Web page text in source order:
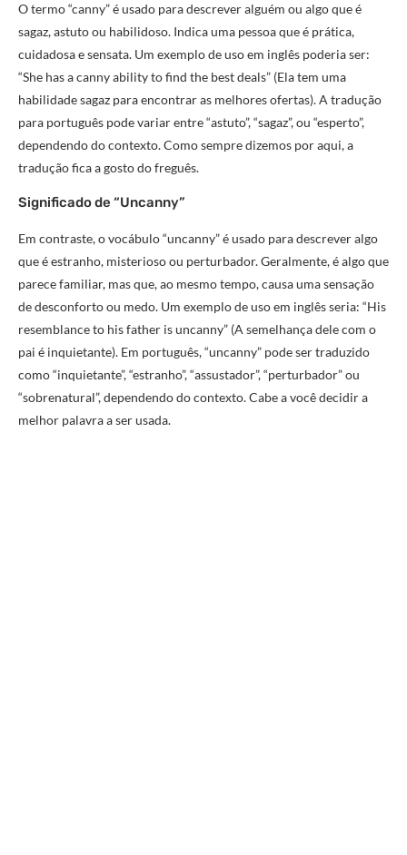
O termo “canny” é usado para descrever alguém ou algo que é
sagaz, astuto ou habilidoso. Indica uma pessoa que é prática,
cuidadosa e sensata. Um exemplo de uso em inglês poderia ser:
“She has a canny ability to find the best deals” (Ela tem uma
habilidade sagaz para encontrar as melhores ofertas). A tradução
para português pode variar entre “astuto”, “sagaz”, ou “esperto”,
dependendo do contexto. Como sempre dizemos por aqui, a
tradução fica a gosto do freguês.
Significado de “Uncanny”
Em contraste, o vocábulo “uncanny” é usado para descrever algo
que é estranho, misterioso ou perturbador. Geralmente, é algo que
parece familiar, mas que, ao mesmo tempo, causa uma sensação
de desconforto ou medo. Um exemplo de uso em inglês seria: “His
resemblance to his father is uncanny” (A semelhança dele com o
pai é inquietante). Em português, “uncanny” pode ser traduzido
como “inquietante”, “estranho”, “assustador”, “perturbador” ou
“sobrenatural”, dependendo do contexto. Cabe a você decidir a
melhor palavra a ser usada.